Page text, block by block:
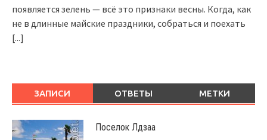
появляется зелень — всё это признаки весны. Когда, как
не в длинные майские праздники, собраться и поехать
[...]
ЗАПИСИ ОТВЕТЫ МЕТКИ
Поселок Лдзаа